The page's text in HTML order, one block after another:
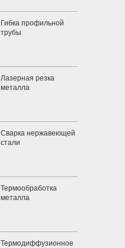
Гибка профильной
трубы
Лазерная резка
металла
Сварка нержавеющей
стали
Термообработка
металла
Термодиффузионное